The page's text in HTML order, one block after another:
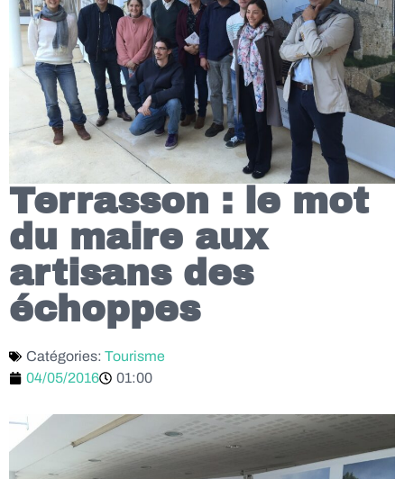
Terrasson : le mot
du maire aux
artisans des
échoppes
Catégories: Tourisme
04/05/2016
01:00